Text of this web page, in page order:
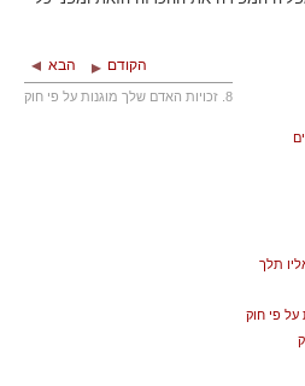
הקודם הבא
8. זכויות האדם שלך מוגנות על פי חוק